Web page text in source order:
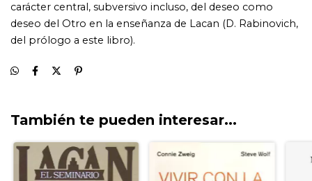
También te pueden interesar...